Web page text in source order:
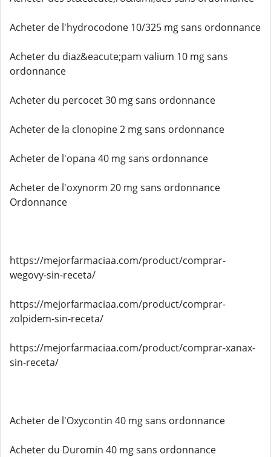
Acheter de l'hydrocodone 10/325 mg sans ordonnance
Acheter du diaz&eacute;pam valium 10 mg sans
ordonnance
Acheter du percocet 30 mg sans ordonnance
Acheter de la clonopine 2 mg sans ordonnance
Acheter de l'opana 40 mg sans ordonnance
Acheter de l'oxynorm 20 mg sans ordonnance
Ordonnance
https://mejorfarmaciaa.com/product/comprar-
wegovy-sin-receta/
https://mejorfarmaciaa.com/product/comprar-
zolpidem-sin-receta/
https://mejorfarmaciaa.com/product/comprar-xanax-
sin-receta/
Acheter de l'Oxycontin 40 mg sans ordonnance
Acheter du Duromin 40 mg sans ordonnance